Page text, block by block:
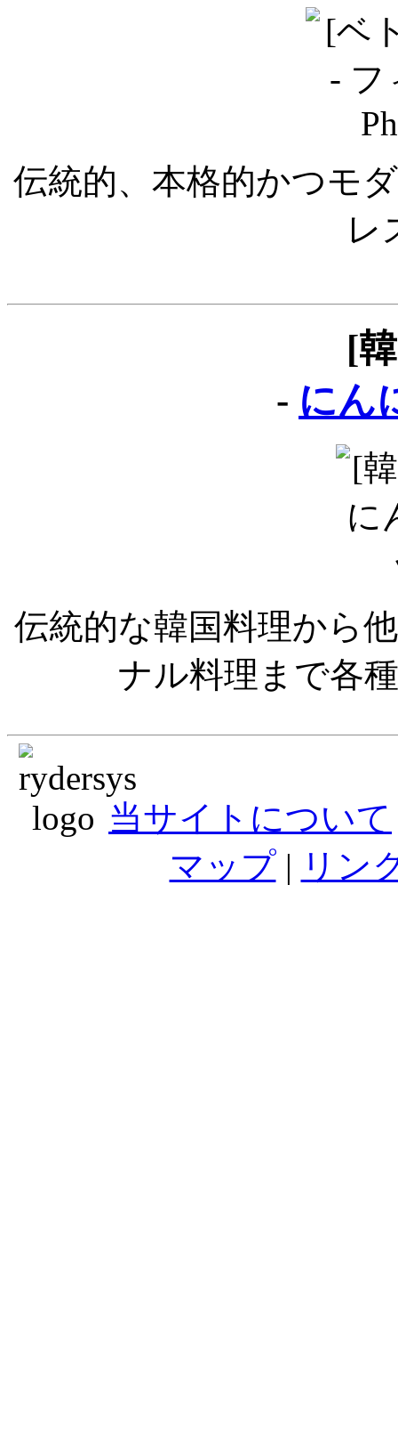
伝統的、本格的かつモ
レ
[
- にん
伝統的な韓国料理から
ナル料理まで各
当サイトについて
マップ| リン